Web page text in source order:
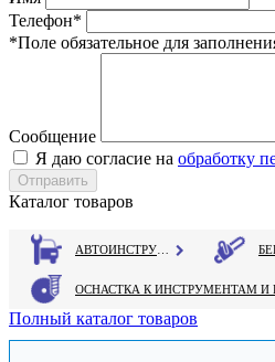
Телефон*
*Поле обязательное для
Сообщение
Я даю согласие на обработку
Каталог товаров
Полный каталог товаров